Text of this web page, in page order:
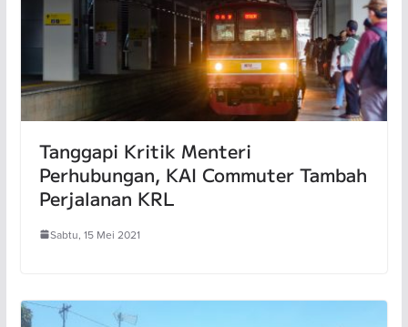
Tanggapi Kritik Menteri
Perhubungan, KAI Commuter Tambah
Perjalanan KRL
Sabtu, 15 Mei 2021